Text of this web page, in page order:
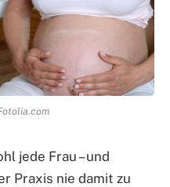
jede Frau – und
Praxis nie damit zu